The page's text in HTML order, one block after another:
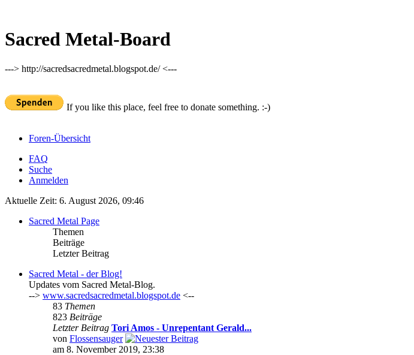
Sacred Metal-Board
---> http://sacredsacredmetal.blogspot.de/ <---
If you like this place, feel free to donate something. :-)
Foren-Übersicht
FAQ
Suche
Anmelden
Aktuelle Zeit: 6. August 2026, 09:46
Sacred Metal Page
Themen
Beiträge
Letzter Beitrag
Sacred Metal - der Blog!
Updates vom Sacred Metal-Blog.
--> www.sacredsacredmetal.blogspot.de <--
83 Themen
823 Beiträge
Letzter Beitrag Tori Amos - Unrepentant Gerald...
von Flossensauger
am 8. November 2019, 23:38